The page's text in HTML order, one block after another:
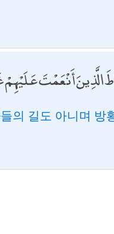
الَّذِينَ أَنْعَمْتَ
의 길도 아니며 방